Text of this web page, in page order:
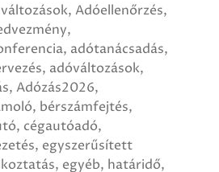
Adóellenőrzés
adótanácsadás
adóváltozások
Adózás2026
bérszámfejtés
cégautóadó
egyszerűsített
egyéb határidő